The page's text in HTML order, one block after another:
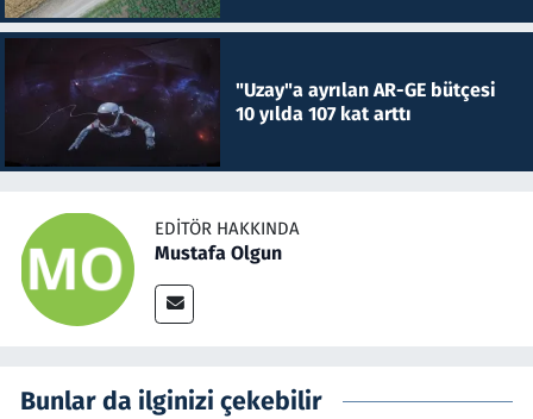
"Uzay"a ayrılan AR-GE bütçesi
10 yılda 107 kat arttı
EDITÖR HAKKINDA
Mustafa Olgun
Bunlar da ilginizi çekebilir